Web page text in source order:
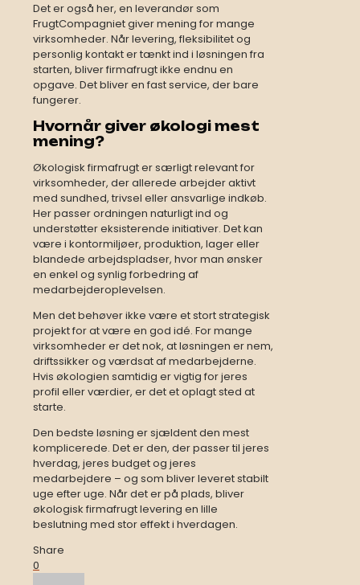
Det er også her, en leverandør som
FrugtCompagniet giver mening for mange
virksomheder. Når levering, fleksibilitet og
personlig kontakt er tænkt ind i løsningen fra
starten, bliver firmafrugt ikke endnu en
opgave. Det bliver en fast service, der bare
fungerer.
Hvornår giver økologi mest
mening?
Økologisk firmafrugt er særligt relevant for
virksomheder, der allerede arbejder aktivt
med sundhed, trivsel eller ansvarlige indkøb.
Her passer ordningen naturligt ind og
understøtter eksisterende initiativer. Det kan
være i kontormiljøer, produktion, lager eller
blandede arbejdspladser, hvor man ønsker
en enkel og synlig forbedring af
medarbejderoplevelsen.
Men det behøver ikke være et stort strategisk
projekt for at være en god idé. For mange
virksomheder er det nok, at løsningen er nem,
driftssikker og værdsat af medarbejderne.
Hvis økologien samtidig er vigtig for jeres
profil eller værdier, er det et oplagt sted at
starte.
Den bedste løsning er sjældent den mest
komplicerede. Det er den, der passer til jeres
hverdag, jeres budget og jeres
medarbejdere – og som bliver leveret stabilt
uge efter uge. Når det er på plads, bliver
økologisk firmafrugt levering en lille
beslutning med stor effekt i hverdagen.
Share
0